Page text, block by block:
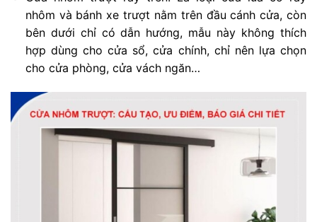
nhôm và bánh xe trượt nằm trên đầu cánh cửa, còn
bên dưới chỉ có dẫn hướng, mẫu này không thích
hợp dùng cho cửa sổ, cửa chính, chỉ nên lựa chọn
cho cửa phòng, cửa vách ngăn…